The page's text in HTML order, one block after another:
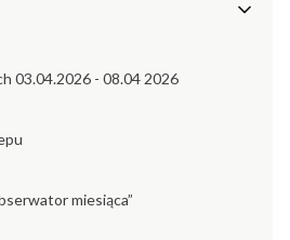
03.04.2026 - 08.04 2026
miesiąca”